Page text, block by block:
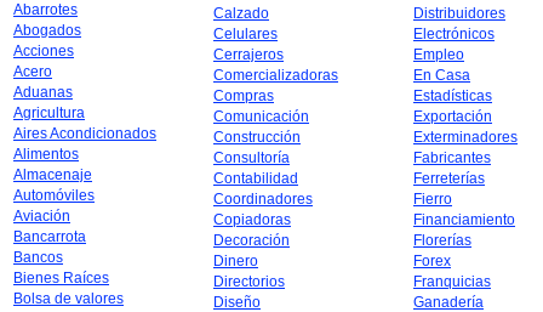
Abarrotes
Abogados
Acciones
Acero
Aduanas
Agricultura
Aires Acondicionados
Alimentos
Almacenaje
Automóviles
Aviación
Bancarrota
Bancos
Bienes Raíces
Bolsa de valores
Calzado
Celulares
Cerrajeros
Comercializadoras
Compras
Comunicación
Construcción
Consultoría
Contabilidad
Coordinadores
Copiadoras
Decoración
Dinero
Directorios
Diseño
Distribuidores
Electrónicos
Empleo
En Casa
Estadísticas
Exportación
Exterminadores
Fabricantes
Ferreterías
Fierro
Financiamiento
Florerías
Forex
Franquicias
Ganadería